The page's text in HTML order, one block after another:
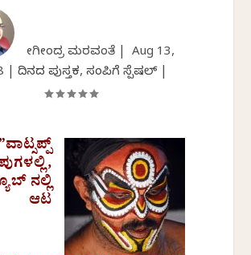
ಯೋಗೀಂದ್ರ ಮರವಂತೆ | Aug 13,
ದಿನದ ಪುಸ್ತಕ, ಸಂಪಿಗೆ ಸ್ಪೆಷಲ್|
ನಲ್ಲಿ
ಆಟ